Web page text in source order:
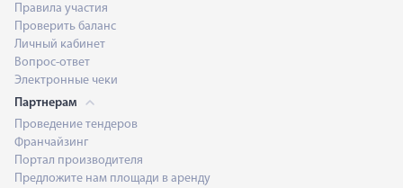
Правила участия
Проверить баланс
Личный кабинет
Вопрос-ответ
Электронные чеки
Партнерам
Проведение тендеров
Франчайзинг
Портал производителя
Предложите нам площади в аренду